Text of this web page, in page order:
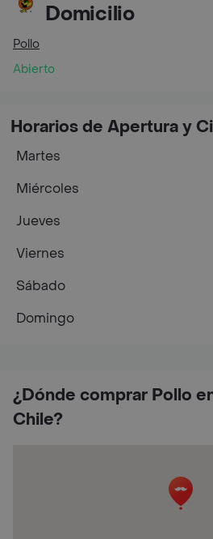
Domicilio
Pollo
Abierto
¿Dónde comprar Pollo
Chile?
Horarios de Apertura y
Martes
Miércoles
Jueves
Viernes
Sábado
Domingo